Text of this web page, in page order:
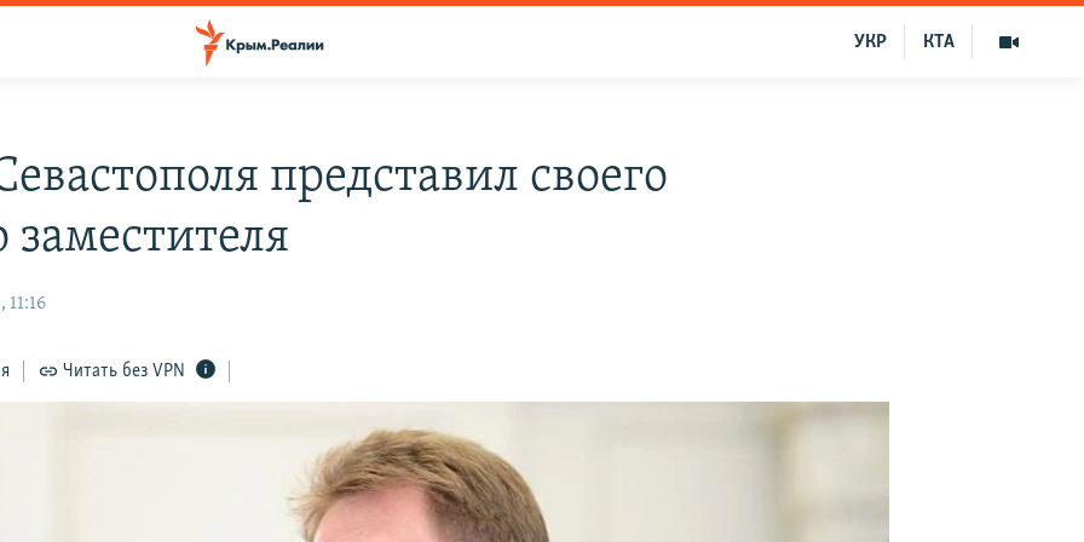
КТА
УКР
представил своего
заместителя
11:16
Читать без VPN